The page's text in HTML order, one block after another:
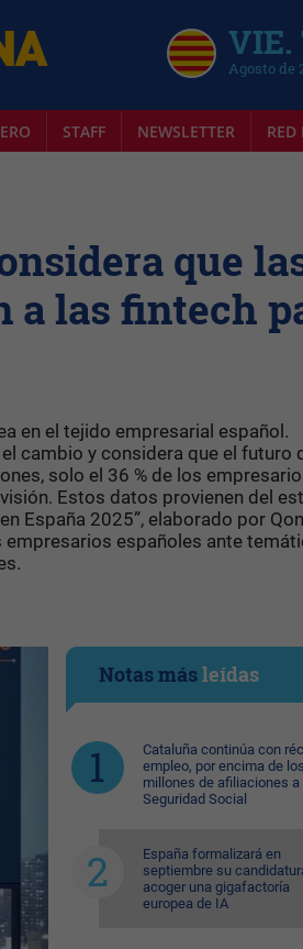
VIE.
Agosto de
STAFF NEWSLETTER
que
a las fintech
en el tejido empresarial español.
cambio y considera que el futuro
solo el 36 % de los
Estos datos provienen del
España 2025”, elaborado por
empresarios españoles ante
Notas másleídas
Cataluña continúa con
empleo, por encima de
millones de afiliaciones a
Seguridad Social
España formalizará en
septiembre su
acoger una gigafactoría
europea de IA